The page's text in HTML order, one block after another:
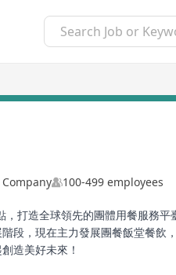
100-499 employees
打造全球領先的團體用餐服務
段，現在主力發展團餐飯堂餐
造美好未來！
、團購、超市便利、電召的士